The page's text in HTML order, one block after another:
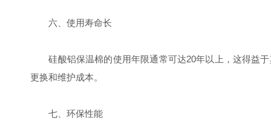
六、使用寿命长
硅酸铝保温棉的使用年限通常可达20年以上，这得益于
更换和维护成本。
七、环保性能